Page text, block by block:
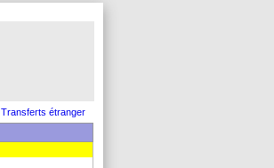
Transferts étranger